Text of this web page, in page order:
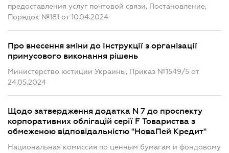
предоставления услуг почтовой связи, Постановление,
Порядок №181 от 10.04.2024
Про внесення зміни до Інструкції з організації
примусового виконання рішень
Министерство юстиции Украины, Приказ №1549/5 от
24.05.2024
Щодо затвердження додатка N 7 до проспекту
корпоративних облігацій серії F Товариства з
обмеженою відповідальністю "НоваПей Кредит"
Национальная комиссия по ценным бумагам и фондовому